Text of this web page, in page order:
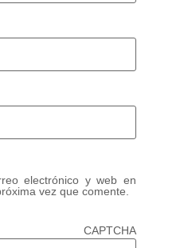
electrónico y web en
vez que comente.
CAPTCHA